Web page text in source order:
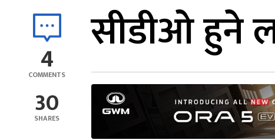
4
COMMENTS
30
SHARES
सीडीओ हुने